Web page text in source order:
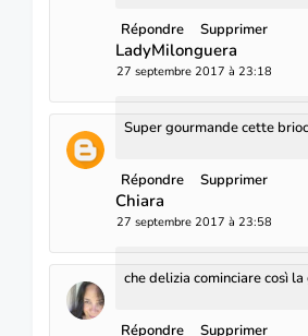
Répondre Supprimer
LadyMilonguera
27 septembre 2017 à 23:18
Super gourmande cette
Répondre Supprimer
Chiara
27 septembre 2017 à 23:58
che delizia cominciare così
Répondre Supprimer